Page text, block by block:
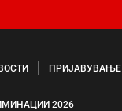
ПРИЈАВУВАЊЕ
2026